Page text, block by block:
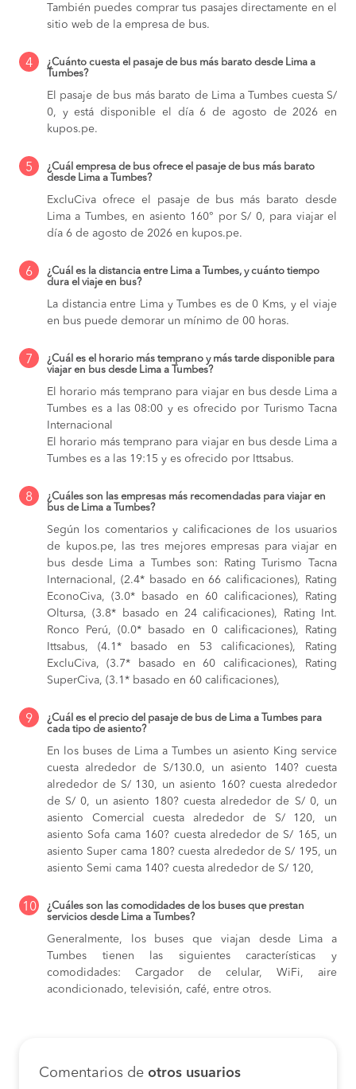
También puedes comprar tus pasajes directamente en el
sitio web de la empresa de bus.
4
¿Cuánto cuesta el pasaje de bus más barato desde Lima a
Tumbes?
El pasaje de bus más barato de Lima a Tumbes cuesta S/
0, y está disponible el día 6 de agosto de 2026 en
kupos.pe.
5
¿Cuál empresa de bus ofrece el pasaje de bus más barato
desde Lima a Tumbes?
ExcluCiva ofrece el pasaje de bus más barato desde
Lima a Tumbes, en asiento 160° por S/ 0, para viajar el
día 6 de agosto de 2026 en kupos.pe.
6
¿Cuál es la distancia entre Lima a Tumbes, y cuánto tiempo
dura el viaje en bus?
La distancia entre Lima y Tumbes es de 0 Kms, y el viaje
en bus puede demorar un mínimo de 00 horas.
7
¿Cuál es el horario más temprano y más tarde disponible para
viajar en bus desde Lima a Tumbes?
El horario más temprano para viajar en bus desde Lima a
Tumbes es a las 08:00 y es ofrecido por Turismo Tacna
Internacional
El horario más temprano para viajar en bus desde Lima a
Tumbes es a las 19:15 y es ofrecido por Ittsabus.
8
¿Cuáles son las empresas más recomendadas para viajar en
bus de Lima a Tumbes?
Según los comentarios y calificaciones de los usuarios
de kupos.pe, las tres mejores empresas para viajar en
bus desde Lima a Tumbes son: Rating Turismo Tacna
Internacional, (2.4* basado en 66 calificaciones), Rating
EconoCiva, (3.0* basado en 60 calificaciones), Rating
Oltursa, (3.8* basado en 24 calificaciones), Rating Int.
Ronco Perú, (0.0* basado en 0 calificaciones), Rating
Ittsabus, (4.1* basado en 53 calificaciones), Rating
ExcluCiva, (3.7* basado en 60 calificaciones), Rating
SuperCiva, (3.1* basado en 60 calificaciones),
9
¿Cuál es el precio del pasaje de bus de Lima a Tumbes para
cada tipo de asiento?
En los buses de Lima a Tumbes un asiento King service
cuesta alrededor de S/130.0, un asiento 140? cuesta
alrededor de S/ 130, un asiento 160? cuesta alrededor
de S/ 0,
un asiento 180? cuesta alrededor de S/ 0, un
asiento Comercial cuesta alrededor de S/ 120, un
asiento Sofa cama 160? cuesta alrededor de S/ 165, un
asiento Super cama 180? cuesta alrededor de S/ 195, un
asiento Semi cama 140? cuesta alrededor de S/ 120,
10
¿Cuáles son las comodidades de los buses que prestan
servicios desde Lima a Tumbes?
Generalmente, los buses que viajan desde Lima a
Tumbes tienen las siguientes características y
comodidades: Cargador de celular, WiFi, aire
acondicionado, televisión, café, entre otros.
Comentarios de otros usuarios